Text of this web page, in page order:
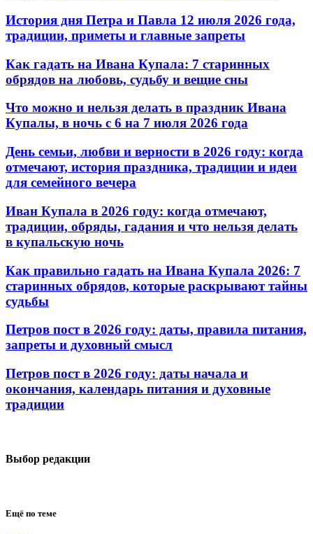
История дня Петра и Павла 12 июля 2026 года,
традиции, приметы и главные запреты
Как гадать на Ивана Купала: 7 старинных
обрядов на любовь, судьбу и вещие сны
Что можно и нельзя делать в праздник Ивана
Купалы, в ночь с 6 на 7 июля 2026 года
День семьи, любви и верности в 2026 году: когда
отмечают, история праздника, традиции и идеи
для семейного вечера
Иван Купала в 2026 году: когда отмечают,
традиции, обряды, гадания и что нельзя делать
в купальскую ночь
Как правильно гадать на Ивана Купала 2026: 7
старинных обрядов, которые раскрывают тайны
судьбы
Петров пост в 2026 году: даты, правила питания,
запреты и духовный смысл
Петров пост в 2026 году: даты начала и
окончания, календарь питания и духовные
традиции
Выбор редакции
Ещё по теме